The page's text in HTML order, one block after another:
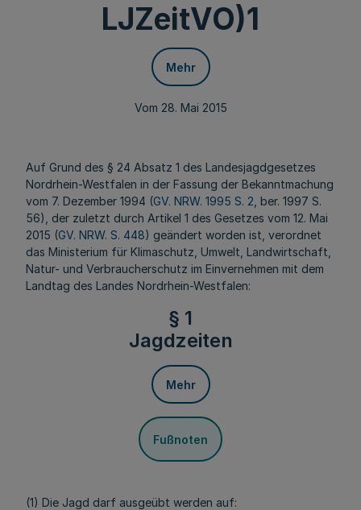
LJZeitVO)1
Mehr
Vom 28. Mai 2015
Auf Grund des § 24 Absatz 1 des Landesjagdgesetzes
Nordrhein-Westfalen in der Fassung der Bekanntmachung
vom 7. Dezember 1994 (GV. NRW. 1995 S. 2 , ber. 1997 S.
56), der zuletzt durch Artikel 1 des Gesetzes vom 12. Mai
2015 (GV. NRW. S. 448) geändert worden ist, verordnet
das Ministerium für Klimaschutz, Umwelt, Landwirtschaft,
Natur- und Verbraucherschutz im Einvernehmen mit dem
Landtag des Landes Nordrhein-Westfalen:
§ 1
Jagdzeiten
Mehr
Fußnoten
(1) Die Jagd darf ausgeübt werden auf: